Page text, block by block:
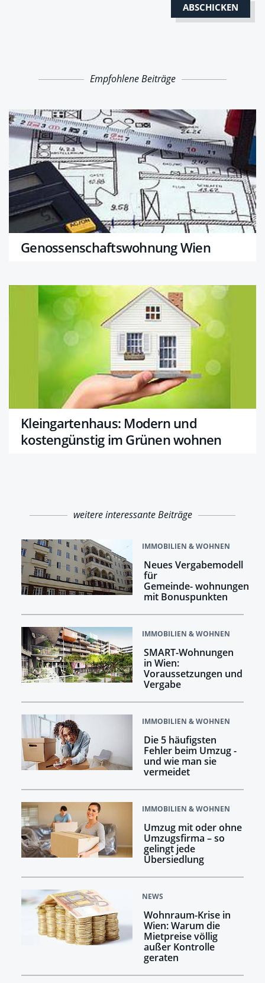
Empfohlene Beiträge
Genossenschaftswohnung Wien
Kleingartenhaus: Modern und
kostengünstig im Grünen wohnen
weitere interessante Beiträge
IMMOBILIEN & WOHNEN
Neues Vergabemodell
für
Gemeinde- wohnungen
mit Bonuspunkten
IMMOBILIEN & WOHNEN
SMART-Wohnungen
in Wien:
Voraussetzungen und
Vergabe
IMMOBILIEN & WOHNEN
Die 5 häufigsten
Fehler beim Umzug -
und wie man sie
vermeidet
IMMOBILIEN & WOHNEN
Umzug mit oder ohne
Umzugsfirma – so
gelingt jede
Übersiedlung
NEWS
Wohnraum-Krise in
Wien: Warum die
Mietpreise völlig
außer Kontrolle
geraten